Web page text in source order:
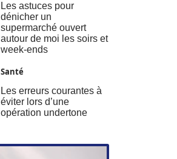
Les astuces pour
dénicher un
supermarché ouvert
autour de moi les soirs et
week-ends
Santé
Les erreurs courantes à
éviter lors d’une
opération undertone